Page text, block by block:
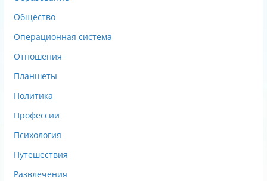
Общество
Операционная система
Отношения
Планшеты
Политика
Профессии
Психология
Путешествия
Развлечения